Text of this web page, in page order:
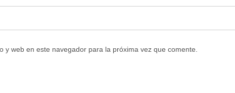
y web en este navegador para la próxima vez que comente.